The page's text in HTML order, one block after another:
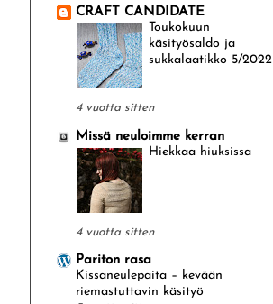
CRAFT CANDIDATE
Toukokuun
käsityösaldo ja
sukkalaatikko 5/2022
4 vuotta sitten
Missä neuloimme kerran
Hiekkaa hiuksissa
4 vuotta sitten
Pariton rasa
Kissaneulepaita – kevään
riemastuttavin käsityö